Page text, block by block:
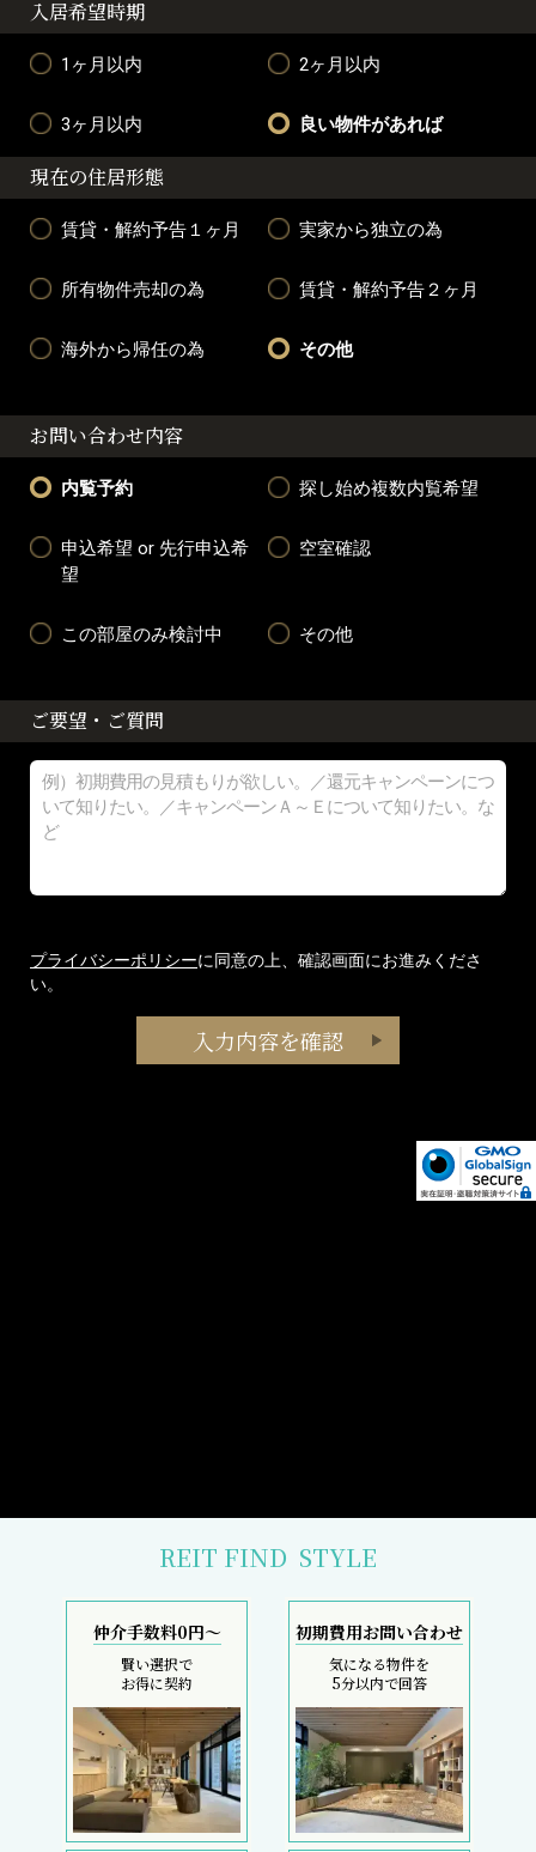
入居希望時期
1ヶ月以内 2ヶ月以内
3ヶ月以内 良い物件があれば
現在の住居形態
賃貸・解約予告１ヶ月 実家から独立の為
所有物件売却の為 賃貸・解約予告２ヶ月
海外から帰任の為 その他
お問い合わせ内容
内覧予約 探し始め複数内覧希望
申込希望 or 先行申込希
望
空室確認
この部屋のみ検討中 その他
ご要望・ご質問
プライバシーポリシーに同意の上、確認画面にお進みくださ
い。
REIT FIND STYLE
仲介手数料0円～
賢い選択で
お得に契約
初期費用お問い合わせ
気になる物件を
5分以内で回答